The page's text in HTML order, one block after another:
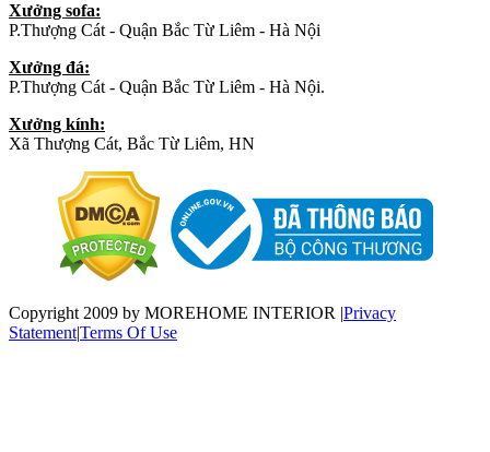
Xưởng sofa:
P.Thượng Cát - Quận Bắc Từ Liêm - Hà Nội
Xưởng đá:
P.Thượng Cát - Quận Bắc Từ Liêm - Hà Nội.
Xưởng kính:
Xã Thượng Cát, Bắc Từ Liêm, HN
Copyright 2009 by MOREHOME INTERIOR |Privacy
Statement|Terms Of Use